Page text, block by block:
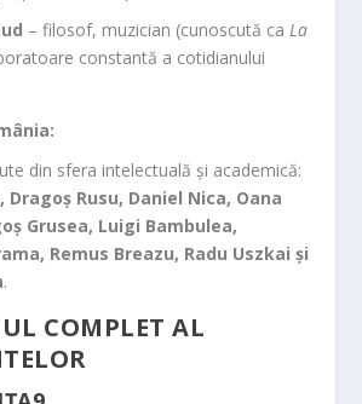
– filosof, muzician (cunoscută caLa
constantă a cotidianului
din sfera intelectuală și academică:
Dragoș Rusu, Daniel Nica, Oana
Grusea, Luigi Bambulea,
Remus Breazu, Radu Uszkai și
.
COMPLET AL